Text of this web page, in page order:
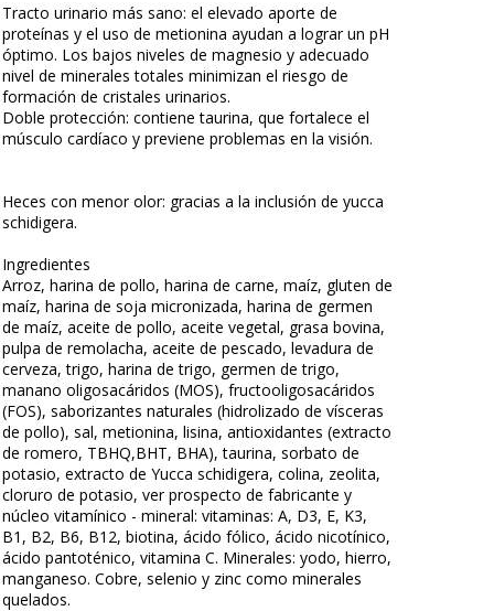
Tracto urinario más sano: el elevado aporte de
proteínas y el uso de metionina ayudan a lograr un pH
óptimo. Los bajos niveles de magnesio y adecuado
nivel de minerales totales minimizan el riesgo de
formación de cristales urinarios.
Doble protección: contiene taurina, que fortalece el
músculo cardíaco y previene problemas en la visión.
Heces con menor olor: gracias a la inclusión de yucca
schidigera.
Ingredientes
Arroz, harina de pollo, harina de carne, maíz, gluten de
maíz, harina de soja micronizada, harina de germen
de maíz, aceite de pollo, aceite vegetal, grasa bovina,
pulpa de remolacha, aceite de pescado, levadura de
cerveza, trigo, harina de trigo, germen de trigo,
manano oligosacáridos (MOS), fructooligosacáridos
(FOS), saborizantes naturales (hidrolizado de vísceras
de pollo), sal, metionina, lisina, antioxidantes (extracto
de romero, TBHQ,BHT, BHA), taurina, sorbato de
potasio, extracto de Yucca schidigera, colina, zeolita,
cloruro de potasio, ver prospecto de fabricante y
núcleo vitamínico - mineral: vitaminas: A, D3, E, K3,
B1, B2, B6, B12, biotina, ácido fólico, ácido nicotínico,
ácido pantoténico, vitamina C. Minerales: yodo, hierro,
manganeso. Cobre, selenio y zinc como minerales
quelados.